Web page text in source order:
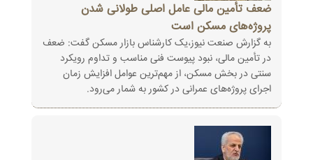
ضعف تأمین مالی عامل اصلی طولانی شدن
پروژه‌های مسکن است
به گزارش صنعت نیوز،یک کارشناس بازار مسکن گفت: ضعف
در تأمین مالی، نبود پیوست فنی مناسب و تداوم ‏رویکرد
سنتی در بخش مسکن، از مهم‌ترین عوامل افزایش زمان
اجرای پروژه‌های عمرانی در کشور به شمار می‌رود‎.‎